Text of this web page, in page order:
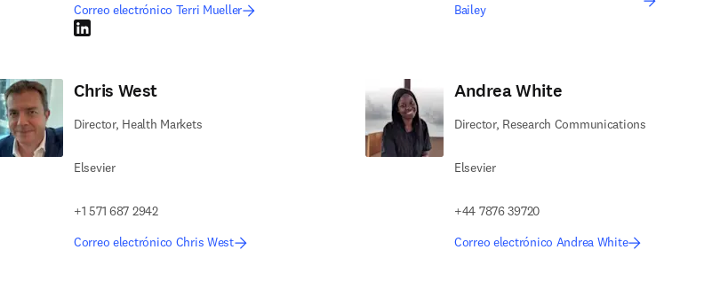
Correo electrónico Terri Mueller
LinkedIn se abre en una nueva pestaña/ventana
Bailey
Chris West
Director, Health Markets
Elsevier
+1 571 687 2942
Correo electrónico Chris West
Andrea White
Director, Research Communications
Elsevier
+44 7876 39720
Correo electrónico Andrea White